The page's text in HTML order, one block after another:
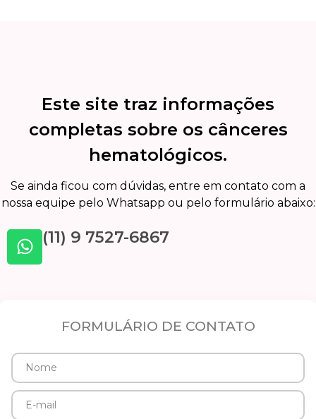
Este site traz informações
completas sobre os cânceres
hematológicos.
Se ainda ficou com dúvidas, entre em contato com a
nossa equipe pelo Whatsapp ou pelo formulário abaixo:
(11) 9 7527-6867
FORMULÁRIO DE CONTATO
Nome